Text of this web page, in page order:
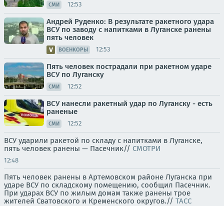
СМИ 12:53
Андрей Руденко: В результате ракетного удара
ВСУ по заводу с напитками в Луганске ранены
пять человек
ВОЕНКОРЫ 12:53
Пять человек пострадали при ракетном ударе
ВСУ по Луганску
СМИ 12:52
ВСУ нанесли ракетный удар по Луганску - есть
раненые
СМИ 12:52
ВСУ ударили ракетой по складу с напитками в Луганске,
пять человек ранены — Пасечник// СМОТРИ
12:48
Пять человек ранены в Артемовском районе Луганска при
ударе ВСУ по складскому помещению, сообщил Пасечник.
При ударах ВСУ по жилым домам также ранены трое
жителей Сватовского и Кременского округов.// ТАСС